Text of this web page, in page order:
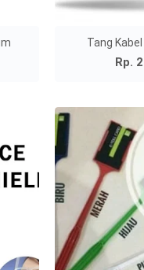
Tang
Rp.